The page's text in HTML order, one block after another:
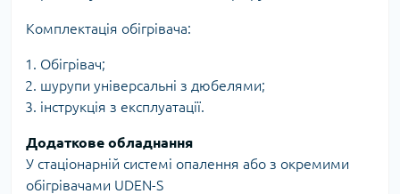
Комплектація обігрівача:
Обігрівач;
шурупи універсальні з дюбелями;
інструкція з експлуатації.
Додаткове обладнання
У стаціонарній системі опалення або з окремими
обігрівачами UDEN-S